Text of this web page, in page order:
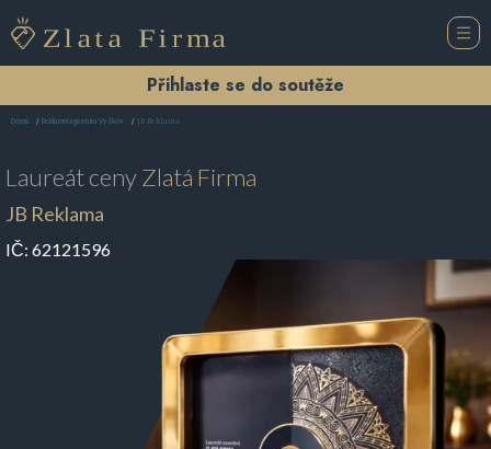
Přihlaste se do soutěže
Domů Reklamní agentura Vyškov JB Reklama
Laureát cenyZlatá Firma
JB Reklama
IČ: 62121596